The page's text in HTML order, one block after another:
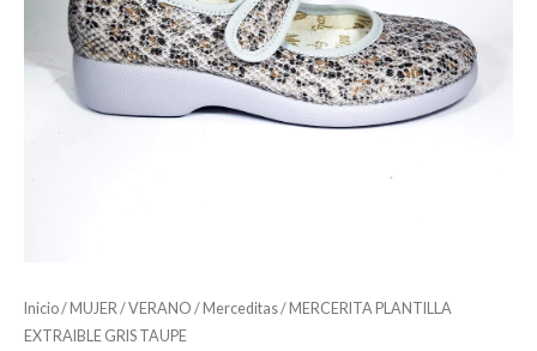
Inicio/ MUJER /VERANO / Merceditas/ MERCERITA PLANTILLA
EXTRAIBLE GRIS TAUPE